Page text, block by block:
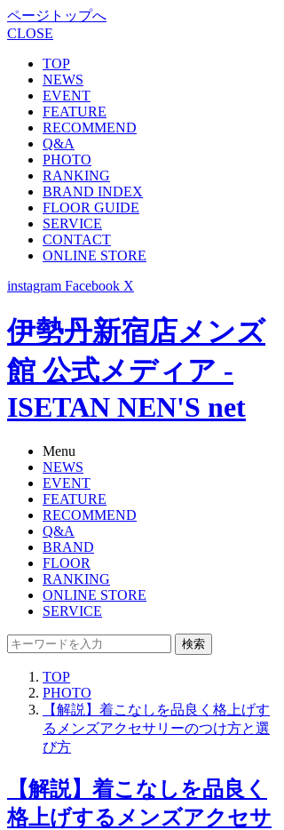
ページトップへ
CLOSE
TOP
NEWS
EVENT
FEATURE
RECOMMEND
Q&A
PHOTO
RANKING
BRAND INDEX
FLOOR GUIDE
SERVICE
CONTACT
ONLINE STORE
instagram Facebook X
伊勢丹新宿店メンズ
館 公式メディア -
ISETAN NEN'S net
Menu
NEWS
EVENT
FEATURE
RECOMMEND
Q&A
BRAND
FLOOR
RANKING
ONLINE STORE
SERVICE
検索
TOP
PHOTO
【解説】着こなしを品良く格上げす
るメンズアクセサリーのつけ方と選
び方
【解説】着こなしを品良く
格上げするメンズアクセサ